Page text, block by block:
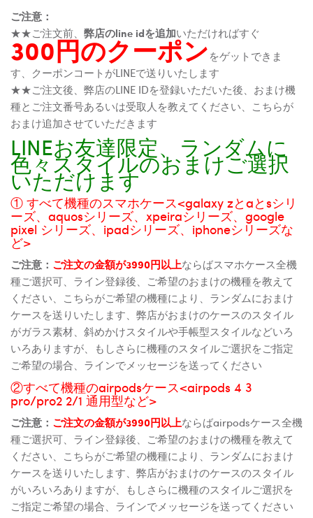
ご注意：
★★ご注文前、 弊店のline idを追加いただければすぐ
300円のクーポンをゲットできま
す、クーポンコートがLINEで送りいたします
★★ご注文後、弊店のLINE IDを登録いただいた後、おまけ機
種とご注文番号あるいは受取人を教えてください、こちらが
おまけ追加させていただきます
LINEお友達限定、ランダムに
色々スタイルのおまけご選択
いただけます
① すべて機種のスマホケース<galaxy zとaとsシリ
ーズ、aquosシリーズ、xpeiraシリーズ、google
pixel シリーズ、ipadシリーズ、iphoneシリーズな
ど>
ご注意： ご注文の金額が3990円以上ならばスマホケース全機
種ご選択可、ライン登録後、ご希望のおまけの機種を教えて
ください、こちらがご希望の機種により、ランダムにおまけ
ケースを送りいたします、弊店がおまけのケースのスタイル
がガラス素材、斜めかけスタイルや手帳型スタイルなどいろ
いろありますが、もしさらに機種のスタイルご選択をご指定
ご希望の場合、ラインでメッセージを送ってください
②すべて機種のairpodsケース<airpods 4 3
pro/pro2 2/1 通用型など>
ご注意： ご注文の金額が3990円以上ならばairpodsケース全機
種ご選択可、ライン登録後、ご希望のおまけの機種を教えて
ください、こちらがご希望の機種により、ランダムにおまけ
ケースを送りいたします、弊店がおまけのケースのスタイル
がいろいろありますが、もしさらに機種のスタイルご選択を
ご指定ご希望の場合、ラインでメッセージを送ってください